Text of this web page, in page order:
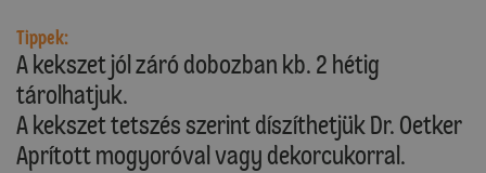
Tippek:
A kekszet jól záró dobozban kb. 2 hétig
tárolhatjuk.
A kekszet tetszés szerint díszíthetjük Dr. Oetker
Aprított mogyoróval vagy dekorcukorral.